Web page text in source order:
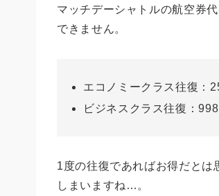
マッチデーシャトルの航空券
できません。
エコノミークラス往復：
ビジネスクラス往復：
1度の往復であればお得だとは
しまいますね…。